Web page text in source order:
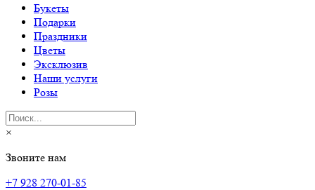
Букеты
Подарки
Праздники
Цветы
Эксклюзив
Наши услуги
Розы
×
Звоните нам
+7 928 270-01-85